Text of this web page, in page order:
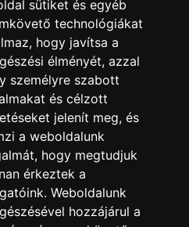
sütiket és egyéb
technológiákat
hogy javítsa a
élményét, azzal
személyre szabott
és célzott
jelenít meg, és
a weboldalunk
hogy megtudjuk
érkeztek a
Weboldalunk
hozzájárul a
MÁJ.-JÚNI.
/ készlet